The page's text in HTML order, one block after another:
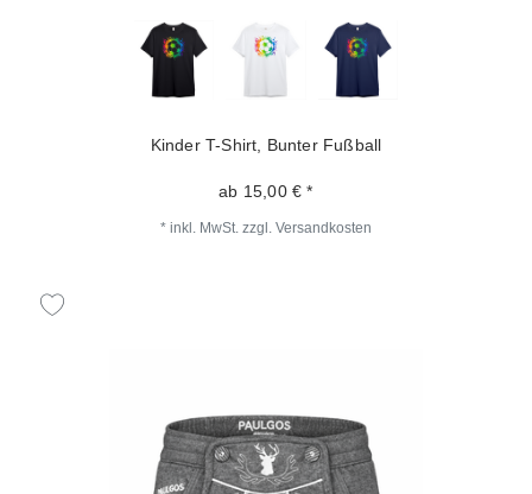
Kinder T-Shirt, Bunter Fußball
ab 15,00 € *
* inkl. MwSt. zzgl. Versandkosten